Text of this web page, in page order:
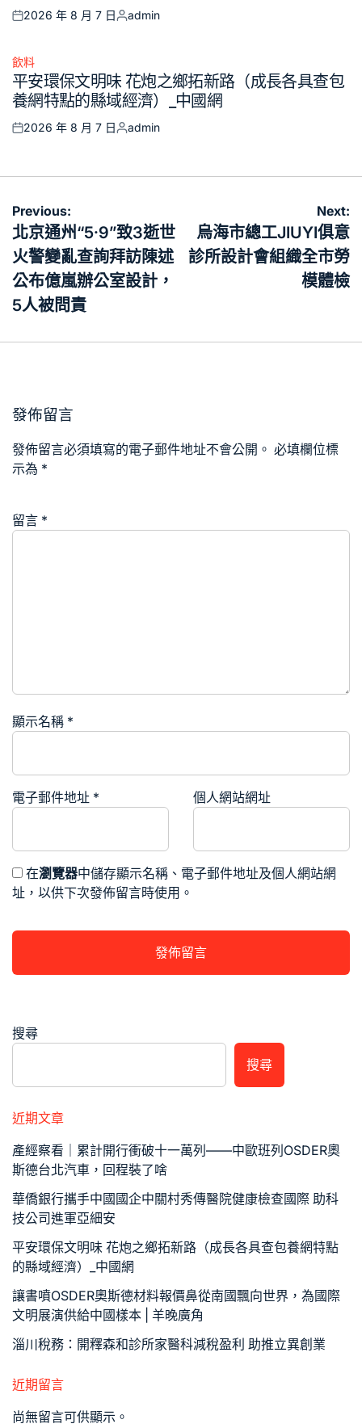
Posted
2026 年 8 月 7 日
Posted
admin
Posted
in
飲料
平安環保文明味 花炮之鄉拓新路（成長各具查包
養網特點的縣域經濟）_中國網
Posted
2026 年 8 月 7 日
Posted
admin
文
章
導
覽
Previous:
北京通州“5·9”致3逝世
火警變亂查詢拜訪陳述
公布億嵐辦公室設計，
5人被問責
Next:
烏海市總工JIUYI俱意
診所設計會組織全市勞
模體檢
發佈留言
發佈留言必須填寫的電子郵件地址不會公開。 必填欄位標
示為 *
留言 *
顯示名稱 *
電子郵件地址 * 個人網站網址
在瀏覽器中儲存顯示名稱、電子郵件地址及個人網站網
址，以供下次發佈留言時使用。
搜尋
搜尋
近期文章
產經察看｜累計開行衝破十一萬列——中歐班列OSDER奧
斯德台北汽車，回程裝了啥
華僑銀行攜手中國國企中關村秀傳醫院健康檢查國際 助科
技公司進軍亞細安
平安環保文明味 花炮之鄉拓新路（成長各具查包養網特點
的縣域經濟）_中國網
讓書噴OSDER奧斯德材料報價鼻從南國飄向世界，為國際
文明展演供給中國樣本 | 羊晚廣角
淄川稅務：開釋森和診所家醫科減稅盈利 助推立異創業
近期留言
尚無留言可供顯示。